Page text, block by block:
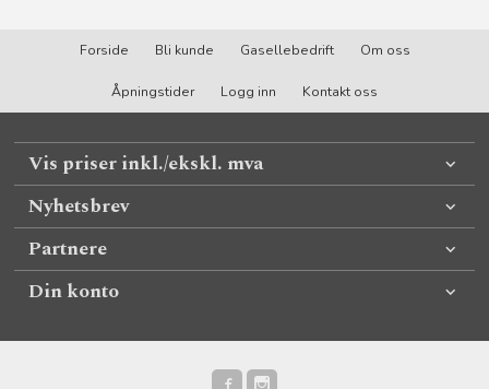
Forside Bli kunde Gasellebedrift Om oss
Åpningstider Logg inn Kontakt oss
Vis priser inkl./ekskl. mva
Nyhetsbrev
Partnere
Din konto